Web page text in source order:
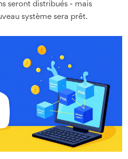
seront distribués - mais
système sera prêt.